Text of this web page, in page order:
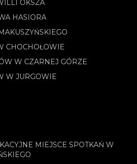
OKSZA
HASIORA
CHOCHOŁOWIE
W CZARNEJ GÓRZE
W JURGOWIE
MIEJSCE SPOTKAŃ W